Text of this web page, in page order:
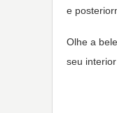
e
Olhe a
seu